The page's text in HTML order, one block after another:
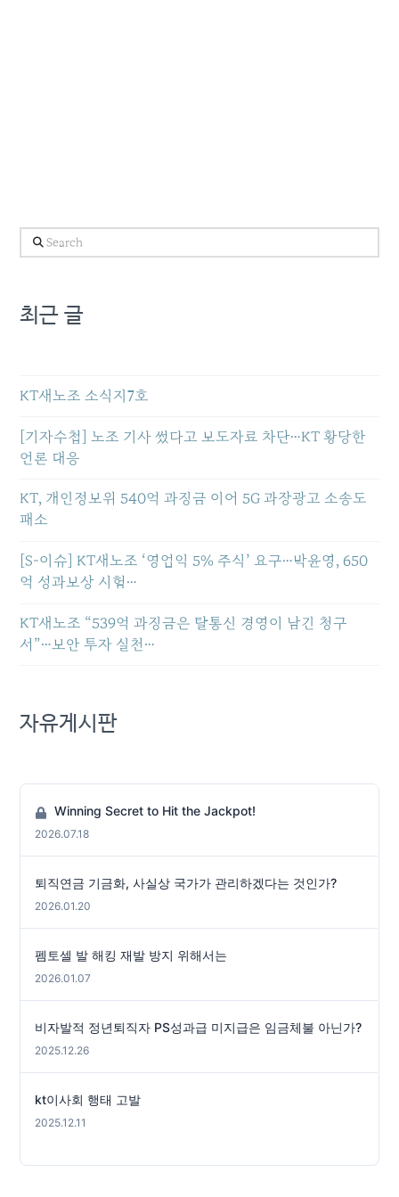
Search
최근 글
KT새노조 소식지7호
[기자수첩] 노조 기사 썼다고 보도자료 차단…KT 황당한
언론 대응
KT, 개인정보위 540억 과징금 이어 5G 과장광고 소송도
패소
[S-이슈] KT새노조 ‘영업익 5% 주식’ 요구…박윤영, 650
억 성과보상 시험…
KT새노조 “539억 과징금은 탈통신 경영이 남긴 청구
서”…보안 투자 실천…
자유게시판
Winning Secret to Hit the Jackpot!
2026.07.18
퇴직연금 기금화, 사실상 국가가 관리하겠다는 것인가?
2026.01.20
펨토셀 발 해킹 재발 방지 위해서는
2026.01.07
비자발적 정년퇴직자 PS성과급 미지급은 임금체불 아닌가?
2025.12.26
kt이사회 행태 고발
2025.12.11